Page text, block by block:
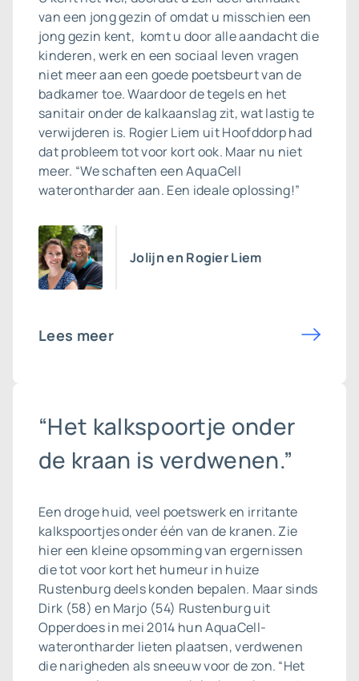
van een jong gezin of omdat u misschien een
jong gezin kent, komt u door alle aandacht die
kinderen, werk en een sociaal leven vragen
niet meer aan een goede poetsbeurt van de
badkamer toe. Waardoor de tegels en het
sanitair onder de kalkaanslag zit, wat lastig te
verwijderen is. Rogier Liem uit Hoofddorp had
dat probleem tot voor kort ook. Maar nu niet
meer. “We schaften een AquaCell
waterontharder aan. Een ideale oplossing!”
Jolijn en Rogier Liem
Lees meer
“Het kalkspoortje onder
de kraan is verdwenen.”
Een droge huid, veel poetswerk en irritante
kalkspoortjes onder één van de kranen. Zie
hier een kleine opsomming van ergernissen
die tot voor kort het humeur in huize
Rustenburg deels konden bepalen. Maar sinds
Dirk (58) en Marjo (54) Rustenburg uit
Opperdoes in mei 2014 hun AquaCell-
waterontharder lieten plaatsen, verdwenen
die narigheden als sneeuw voor de zon. “Het